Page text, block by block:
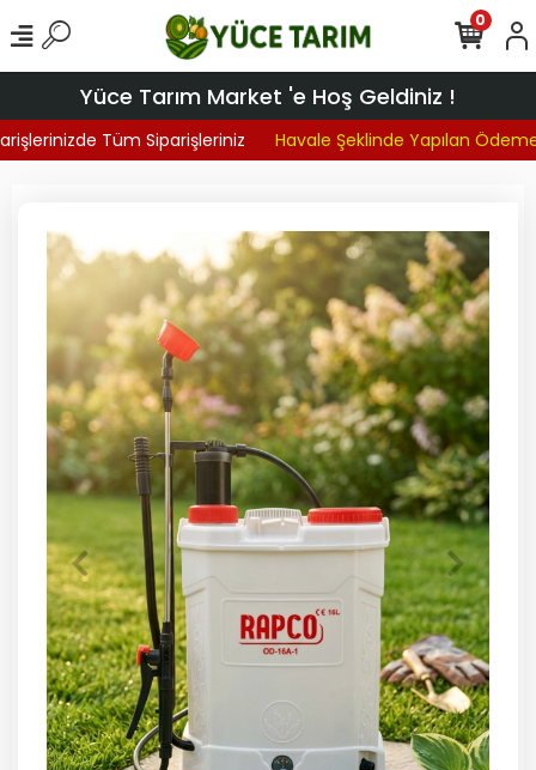
Yüce Tarım Market 'e Hoş Geldiniz !
Tüm Siparişleriniz Havale Şeklinde Yapılan
0